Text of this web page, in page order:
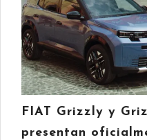
FIAT Grizzly y
presentan